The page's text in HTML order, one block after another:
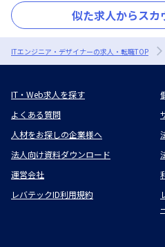
似た求人からスカ
ITエンジニア・デザイナーの求人・転職TOP
IT・Web求人を探す
よくある質問
人材をお探しの企業様へ
法人向け資料ダウンロード
運営会社
レバテックID利用規約